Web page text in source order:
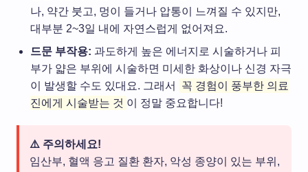
나, 약간 붓고, 멍이 들거나 압통이 느껴질 수 있지만,
대부분 2~3일 내에 자연스럽게 없어져요.
드문 부작용: 과도하게 높은 에너지로 시술하거나 피
부가 얇은 부위에 시술하면 미세한 화상이나 신경 자극
이 발생할 수도 있대요. 그래서
꼭 경험이 풍부한 의료
진에게 시술받는 것 이 정말 중요합니다!
⚠️ 주의하세요!
임산부, 혈액 응고 질환 환자, 악성 종양이 있는 부위,